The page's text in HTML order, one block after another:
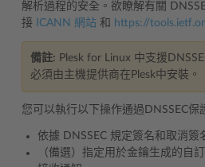
解析過程的安全。欲瞭解有關
接
ICANN 網站 和 https://
備註: Plesk for Linux 中支援
必須由主機提供商在Plesk中安裝。
您可以執行以下操作通過DNSSEC保
依據 DNSSEC 規定簽名和取消簽
（備選）指定用於金鑰生成的自